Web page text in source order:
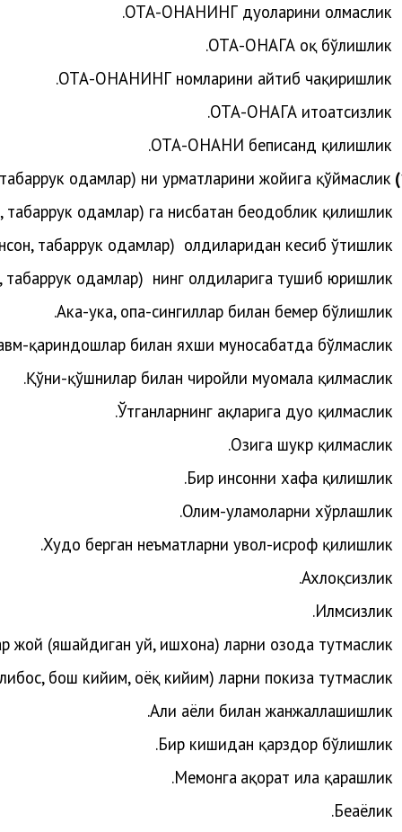
ОТА-ОНАНИНГ дуоларини олмаслик.
ОТА-ОНАГА оқ бўлишлик.
ОТА-ОНАНИНГ номларини айтиб чақиришлик.
ОТА-ОНАГА итоатсизлик.
ОТА-ОНАНИ беписанд қилишлик.
одамлар) ни ҳурматларини жойига қўймаслик.
табаррук одамлар) га нисбатан беодоблик қилишлик.
табаррук одамлар) олдиларидан кесиб ўтишлик.
табаррук одамлар) нинг олдиларига тушиб юришлик.
Ака-ука, опа-сингиллар билан бемеҳр бўлишлик.
қариндошлар билан яхши муносабатда бўлмаслик.
Қўни-қўшнилар билан чиройли муомала қилмаслик.
Ўтганларнинг ҳақларига дуо қилмаслик.
Озига шукр қилмаслик.
Бир инсонни хафа қилишлик.
Олим-уламоларни хўрлашлик
.
Худо берган неъматларни увол-исроф қилишлик
.
Ахлоқсизлик.
Илмсизлик.
жой (яшайдиган уй, ишхона) ларни озода тутмаслик.
бош кийим, оёқ кийим) ларни покиза тутмаслик.
Аҳли аёли билан жанжаллашишлик
.
Бир кишидан қарздор бўлишлик.
Меҳмонга ҳақорат ила қарашлик
.
Беҳаёлик.